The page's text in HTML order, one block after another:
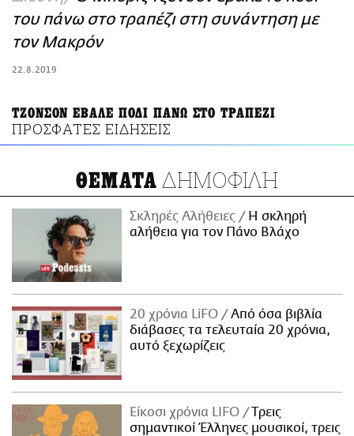
ΑΜΠΑ
PRINT
του πάνω στο τραπέζι στη συνάντηση με
τον Μακρόν
22.8.2019
ΤΖΟΝΣΟΝ ΕΒΑΛΕ ΠΟΔΙ ΠΑΝΩ ΣΤΟ ΤΡΑΠΕΖΙ
ΠΡΟΣΦΑΤΕΣ ΕΙΔΗΣΕΙΣ
ΘΕΜΑΤΑ ΔΗΜΟΦΙΛΗ
Σκληρές Αλήθειες
H σκληρή
αλήθεια για τον Πάνο Βλάχο
20 χρόνια LiFO
Από όσα βιβλία
διάβασες τα τελευταία 20 χρόνια,
αυτό ξεχωρίζεις
Είκοσι χρόνια LIFO
Tρεις
σημαντικοί Έλληνες μουσικοί, τρεις